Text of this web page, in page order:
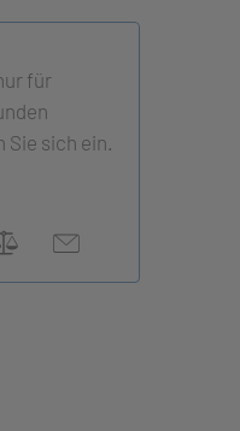
für
Sie sich ein.